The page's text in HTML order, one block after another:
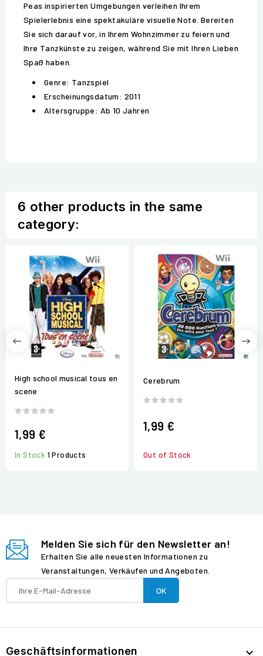
Peas inspirierten Umgebungen verleihen Ihrem
Spielerlebnis eine spektakuläre visuelle Note. Bereiten
Sie sich darauf vor, in Ihrem Wohnzimmer zu feiern und
Ihre Tanzkünste zu zeigen, während Sie mit Ihren Lieben
Spaß haben.
Genre: Tanzspiel
Erscheinungsdatum: 2011
Altersgruppe: Ab 10 Jahren
6 other products in the same
category:
High school musical tous en
scene
1,99 €
In Stock 1 Products
Cerebrum
1,99 €
Out of Stock
Melden Sie sich für den Newsletter an!
Erhalten Sie alle neuesten Informationen zu
Veranstaltungen, Verkäufen und Angeboten.
Geschäftsinformationen